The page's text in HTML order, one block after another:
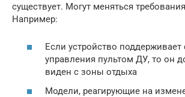
существует. Могут меняться
Например:
Если устройство
управления пультом ДУ, то он
виден с зоны отдыха
Модели, реагирующие на